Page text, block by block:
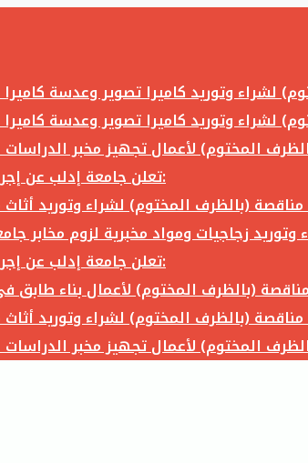
تعلن جامعة إدلب عن إجراء مناقصة (بالظرف المختوم) لشراء وتوريد ما يلي:
تعلن جامعة إدلب عن إجراء مناقصة (بالظرف المختوم) لشراء وتوريد ما يلي: